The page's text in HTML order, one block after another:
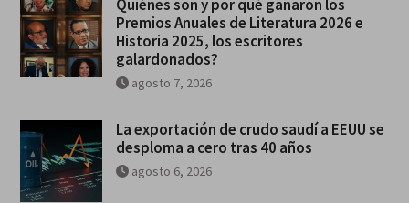
Quiénes son y por qué ganaron los
Premios Anuales de Literatura 2026 e
Historia 2025, los escritores
galardonados?
agosto 7, 2026
La exportación de crudo saudí a EEUU se
desploma a cero tras 40 años
agosto 6, 2026